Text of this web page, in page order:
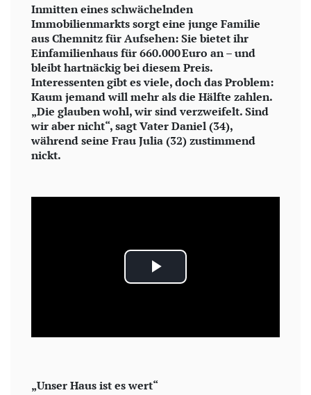
Inmitten eines schwächelnden
Immobilienmarkts sorgt eine junge Familie
aus Chemnitz für Aufsehen: Sie bietet ihr
Einfamilienhaus für 660.000 Euro an – und
bleibt hartnäckig bei diesem Preis.
Interessenten gibt es viele, doch das Problem:
Kaum jemand will mehr als die Hälfte zahlen.
„Die glauben wohl, wir sind verzweifelt. Sind
wir aber nicht“, sagt Vater Daniel (34),
während seine Frau Julia (32) zustimmend
nickt.
P
a
y
„Unser Haus ist es wert“